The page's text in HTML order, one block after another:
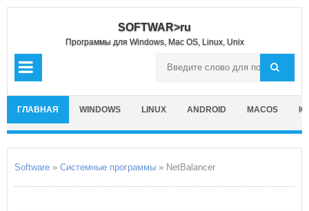
SOFTWAR>ru
Программы для Windows, Mac OS, Linux, Unix
ГЛАВНАЯ WINDOWS LINUX ANDROID MACOS
Software » Системные программы » NetBalancer